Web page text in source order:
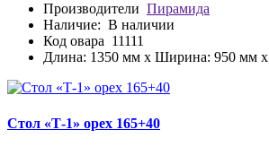
Производители Пирамида
Наличие: В наличии
Код овара 11111
Длина: 1350 мм x Ширина: 950 мм
Стол «Т-1» орех 165+40